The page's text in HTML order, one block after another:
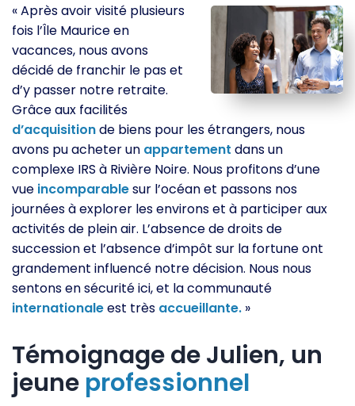
« Après avoir visité plusieurs
fois l’Île Maurice en
vacances, nous avons
décidé de franchir le pas et
d’y passer notre retraite.
Grâce aux facilités
d’acquisitionde biens pour les étrangers, nous
avons pu acheter un appartement dans un
complexe IRS à Rivière Noire. Nous profitons d’une
vue incomparablesur l’océan et passons nos
journées à explorer les environs et à participer aux
activités de plein air. L’absence de droits de
succession et l’absence d’impôt sur la fortune ont
grandement influencé notre décision. Nous nous
sentons en sécurité ici, et la communauté
internationaleest très accueillante. »
Témoignage de Julien, un
jeune professionnel